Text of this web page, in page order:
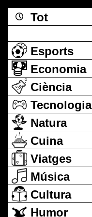
Tot
Esports
Economia
Ciència
Tecnologia
Natura
Cuina
Viatges
Música
Cultura
Humor